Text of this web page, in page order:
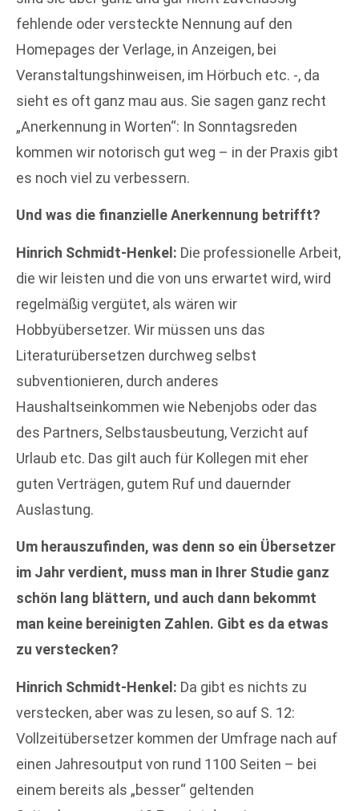
fehlende oder versteckte Nennung auf den
Homepages der Verlage, in Anzeigen, bei
Veranstaltungshinweisen, im Hörbuch etc. -, da
sieht es oft ganz mau aus. Sie sagen ganz recht
„Anerkennung in Worten“: In Sonntagsreden
kommen wir notorisch gut weg – in der Praxis gibt
es noch viel zu verbessern.
Und was die finanzielle Anerkennung betrifft?
Hinrich Schmidt-Henkel: Die professionelle Arbeit,
die wir leisten und die von uns erwartet wird, wird
regelmäßig vergütet, als wären wir
Hobbyübersetzer. Wir müssen uns das
Literaturübersetzen durchweg selbst
subventionieren, durch anderes
Haushaltseinkommen wie Nebenjobs oder das
des Partners, Selbstausbeutung, Verzicht auf
Urlaub etc. Das gilt auch für Kollegen mit eher
guten Verträgen, gutem Ruf und dauernder
Auslastung.
Um herauszufinden, was denn so ein Übersetzer
im Jahr verdient, muss man in Ihrer Studie ganz
schön lang blättern, und auch dann bekommt
man keine bereinigten Zahlen. Gibt es da etwas
zu verstecken?
Hinrich Schmidt-Henkel: Da gibt es nichts zu
verstecken, aber was zu lesen, so auf S. 12:
Vollzeitübersetzer kommen der Umfrage nach auf
einen Jahresoutput von rund 1100 Seiten – bei
einem bereits als „besser“ geltenden